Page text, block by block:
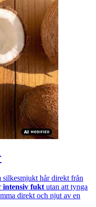
silkesmjukt hår direkt från
intensiv fukt utan att tynga
direkt och njut av en